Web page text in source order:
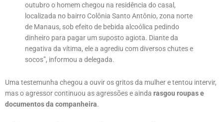
outubro o homem chegou na residência do casal,
localizada no bairro Colônia Santo Antônio, zona norte
de Manaus, sob efeito de bebida alcoólica pedindo
dinheiro para pagar um suposto agiota. Diante da
negativa da vítima, ele a agrediu com diversos chutes e
socos”, informou a delegada.
Uma testemunha chegou a ouvir os gritos da mulher e tentou intervir,
mas o agressor continuou as agressões e ainda rasgou roupas e
documentos da companheira.